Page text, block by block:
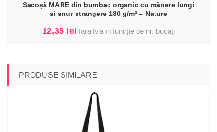
Sacoșă MARE din bumbac organic cu mânere lungi
si snur strangere 180 g/m² – Nature
12,35 lei fără tva în funcție de nr. bucați
PRODUSE SIMILARE